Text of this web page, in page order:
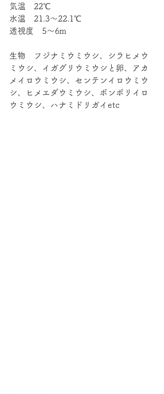
気温　22℃
水温　21.3～22.1℃
透視度　5～6m
生物　フジナミウミウシ、シラヒメウ
ミウシ、イガグリウミウシと卵、アカ
メイロウミウシ、センテンイロウミウ
シ、ヒメエダウミウシ、ボンボリイロ
ウミウシ、ハナミドリガイetc